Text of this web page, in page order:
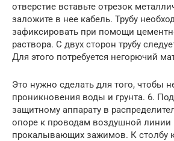
отверстие вставьте отрезок
заложите в нее кабель. Трубу
зафиксировать при помощи
раствора. С двух сторон трубу
Для этого потребуется негорючий
Это нужно сделать для того, чтобы
проникновения воды и грунта. 6.
защитному аппарату в
опоре к проводам воздушной
прокалывающих зажимов. К столбу